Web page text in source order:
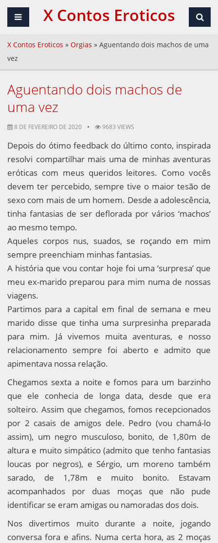
X Contos Eroticos
X Contos Eroticos » Orgias » Aguentando dois machos de uma
vez
Aguentando dois machos de
uma vez
8 DE FEVEREIRO DE 2020 9683 VIEWS
Depois do ótimo feedback do último conto, inspirada
resolvi compartilhar mais uma de minhas aventuras
eróticas com meus queridos leitores. Como vocês
devem ter percebido, sempre tive o maior tesão de
sexo com mais de um homem. Desde a adolescência,
tinha fantasias de ser deflorada por vários ‘machos’
ao mesmo tempo.
Aqueles corpos nus, suados, se roçando em mim
sempre preenchiam minhas fantasias.
A história que vou contar hoje foi uma ‘surpresa’ que
meu ex-marido preparou para mim numa de nossas
viagens.
Partimos para a capital em final de semana e meu
marido disse que tinha uma surpresinha preparada
para mim. Já vivemos muita aventuras, e nosso
relacionamento sempre foi aberto e admito que
apimentava nossa relação.
Chegamos sexta a noite e fomos para um barzinho
que ele conhecia de longa data, desde que era
solteiro. Assim que chegamos, fomos recepcionados
por 2 casais de amigos dele. Pedro (vou chamá-lo
assim), um negro musculoso, bonito, de 1,80m de
altura e muito simpático (admito que tenho fantasias
loucas por negros), e Sérgio, um moreno também
sarado, de 1,78m e muito bonito. Estavam
acompanhados por duas moças que não pude
identificar se eram amigas ou namoradas dos dois.
Nos divertimos muito durante a noite, jogando
conversa fora e afins. Numa certa hora, as 2 moças